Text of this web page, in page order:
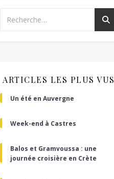
ARTICLES LES PLUS VUS
Un été en Auvergne
Week-end à Castres
Balos et Gramvoussa : une
journée croisière en Crète